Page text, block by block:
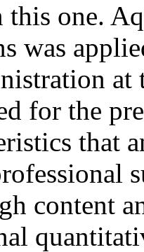
one.
was
for the
that
content